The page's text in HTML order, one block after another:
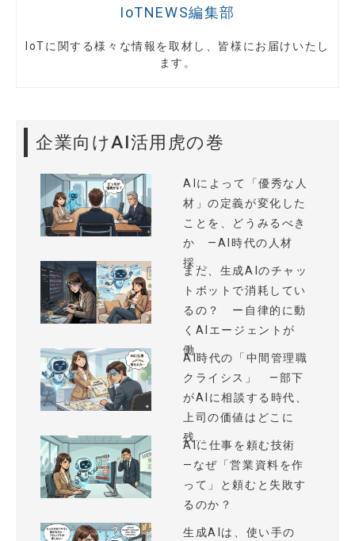
IoTNEWS編集部
IoTに関する様々な情報を取材し、皆様にお届けいたし
ます。
企業向けAI活用虎の巻
AIによって「優秀な人
材」の定義が変化した
ことを、どうみるべき
か —AI時代の人材
採...
まだ、生成AIのチャッ
トボットで消耗してい
るの？ ー自律的に動
くAIエージェントが
働...
AI時代の「中間管理職
クライシス」 —部下
がAIに相談する時代、
上司の価値はどこに
残...
AIに仕事を頼む技術
—なぜ「営業資料を作
って」と頼むと失敗す
るのか？
生成AIは、使い手の